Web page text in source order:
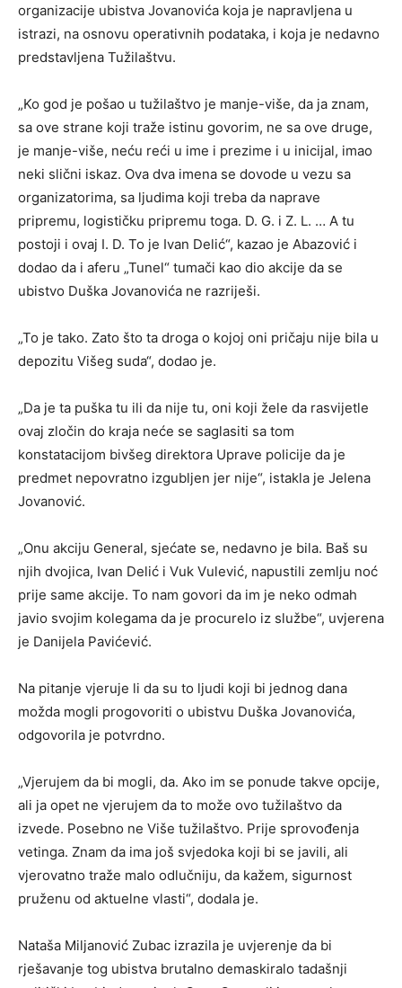
organizacije ubistva Jovanovića koja je napravljena u
istrazi, na osnovu operativnih podataka, i koja je nedavno
predstavljena Tužilaštvu.
„Ko god je pošao u tužilaštvo je manje-više, da ja znam,
sa ove strane koji traže istinu govorim, ne sa ove druge,
je manje-više, neću reći u ime i prezime i u inicijal, imao
neki slični iskaz. Ova dva imena se dovode u vezu sa
organizatorima, sa ljudima koji treba da naprave
pripremu, logističku pripremu toga. D. G. i Z. L. … A tu
postoji i ovaj I. D. To je Ivan Delić“, kazao je Abazović i
dodao da i aferu „Tunel“ tumači kao dio akcije da se
ubistvo Duška Jovanovića ne razriješi.
„To je tako. Zato što ta droga o kojoj oni pričaju nije bila u
depozitu Višeg suda“, dodao je.
„Da je ta puška tu ili da nije tu, oni koji žele da rasvijetle
ovaj zločin do kraja neće se saglasiti sa tom
konstatacijom bivšeg direktora Uprave policije da je
predmet nepovratno izgubljen jer nije“, istakla je Jelena
Jovanović.
„Onu akciju General, sjećate se, nedavno je bila. Baš su
njih dvojica, Ivan Delić i Vuk Vulević, napustili zemlju noć
prije same akcije. To nam govori da im je neko odmah
javio svojim kolegama da je procurelo iz službe“, uvjerena
je Danijela Pavićević.
Na pitanje vjeruje li da su to ljudi koji bi jednog dana
možda mogli progovoriti o ubistvu Duška Jovanovića,
odgovorila je potvrdno.
„Vjerujem da bi mogli, da. Ako im se ponude takve opcije,
ali ja opet ne vjerujem da to može ovo tužilaštvo da
izvede. Posebno ne Više tužilaštvo. Prije sprovođenja
vetinga. Znam da ima još svjedoka koji bi se javili, ali
vjerovatno traže malo odlučniju, da kažem, sigurnost
pruženu od aktuelne vlasti“, dodala je.
Nataša Miljanović Zubac izrazila je uvjerenje da bi
rješavanje tog ubistva brutalno demaskiralo tadašnji